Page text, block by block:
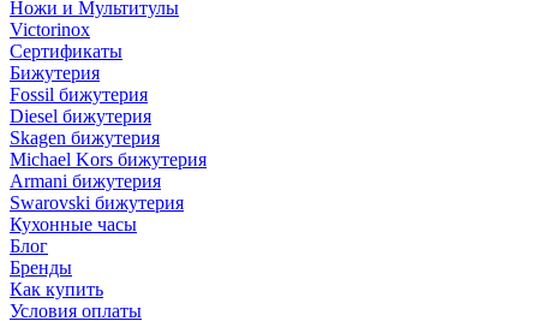
Ножи и Мультитулы
Victorinox
Сертификаты
Бижутерия
Fossil бижутерия
Diesel бижутерия
Skagen бижутерия
Michael Kors бижутерия
Armani бижутерия
Swarovski бижутерия
Кухонные часы
Блог
Бренды
Как купить
Условия оплаты